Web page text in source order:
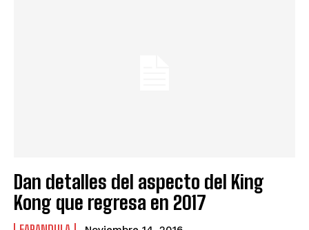
Dan detalles del aspecto del King
Kong que regresa en 2017